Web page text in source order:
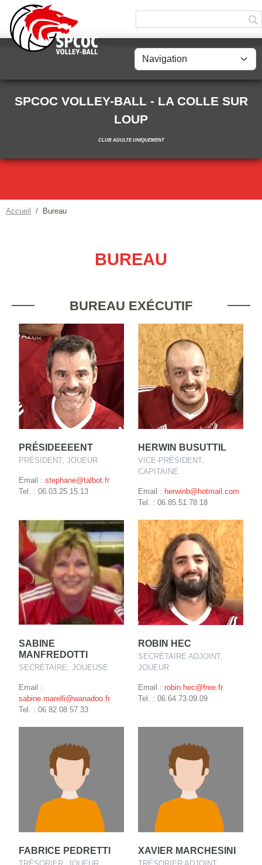
SPCOC VOLLEY-BALL - LA COLLE SUR
LOUP
CLUB ADULTE UNIQUEMENT
Accueil Bureau
BUREAU
BUREAU EXÉCUTIF
PRÉSIDEEEENT
PRÉSIDENT, JOUEUR
Email : stephane@talbot.fr
Tel. : 06.03.25.15.13
HERWIN BUSUTTIL
VICE-PRÉSIDENT,
CAPITAINE
Email : herwinb@hotmail.com
Tel. : 06.85.51.78.18
SABINE
MANFREDOTTI
SECRÉTAIRE, JOUEUSE
Email :
sabine.marelli@wanadoo.fr
Tel. : 06 82 08 57 33
ROBIN HEC
SECRÉTAIRE ADJOINT,
JOUEUR
Email : robin.hec@free.fr
Tel. : 06.64.73.09.09
FABRICE PEDRETTI XAVIER MARCHESINI
Panneau de gestion des cookies